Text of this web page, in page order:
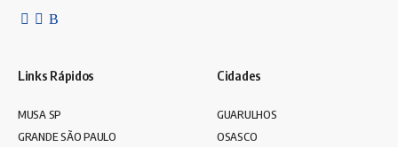
Links Rápidos
MUSA SP
GRANDE SÃO PAULO
Cidades
GUARULHOS
OSASCO